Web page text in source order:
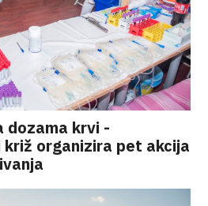
dozama krvi -
organizira pet akcija